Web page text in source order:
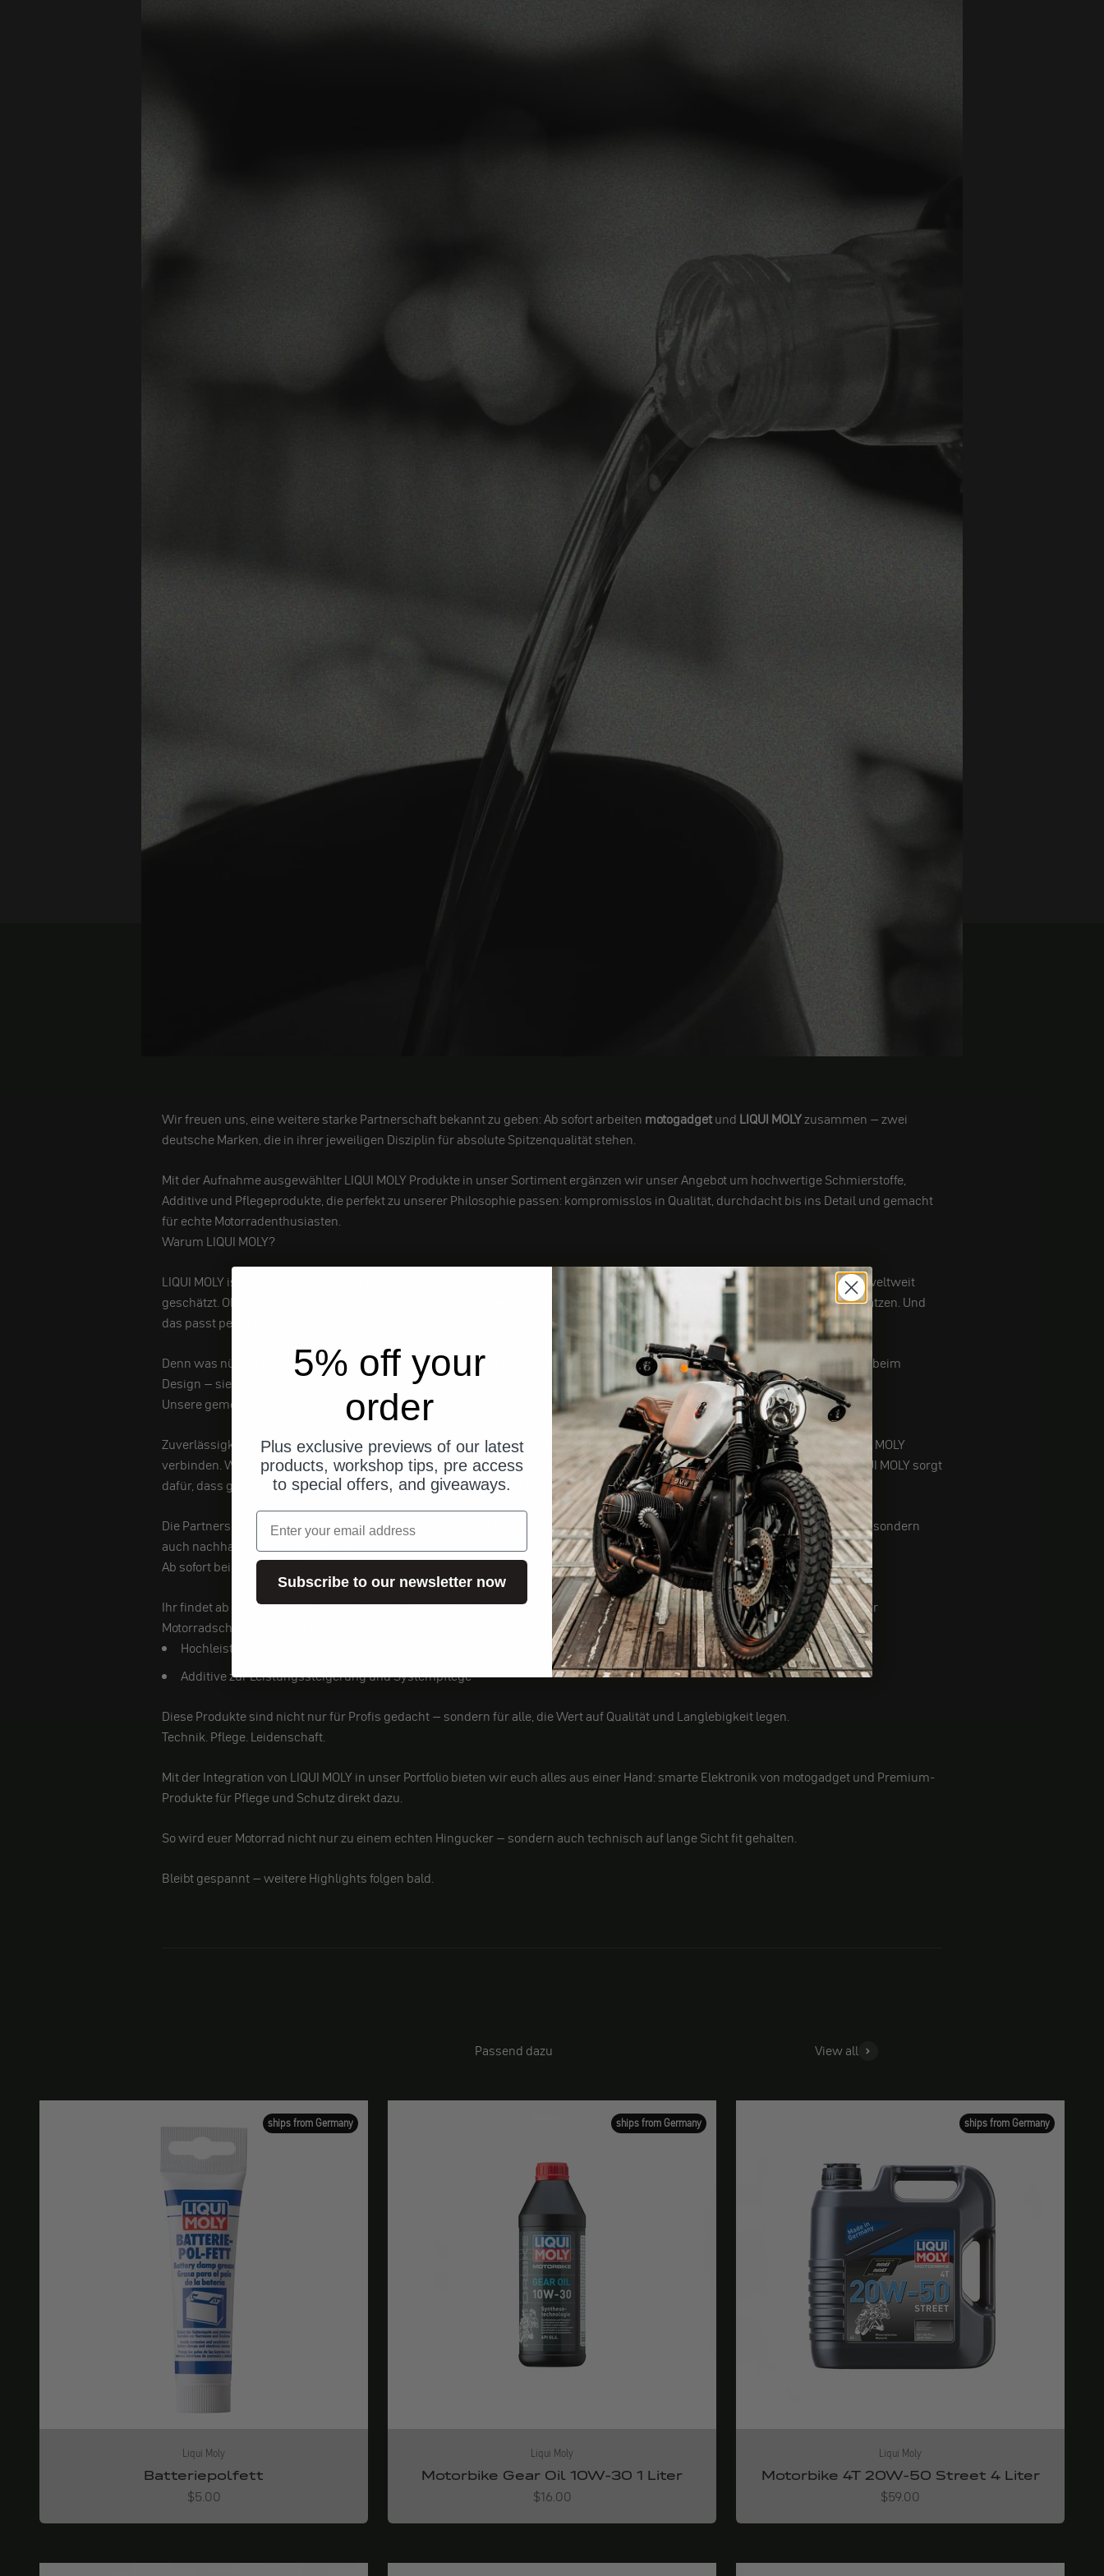
Wir freuen uns, eine weitere starke Partnerschaft bekannt zu geben: Ab sofort arbeiten motogadgetund LIQUI MOLYzusammen – zwei
deutsche Marken, die in ihrer jeweiligen Disziplin für absolute Spitzenqualität stehen.
Mit der Aufnahme ausgewählter LIQUI MOLY Produkte in unser Sortiment ergänzen wir unser Angebot um hochwertige Schmierstoffe,
Additive und Pflegeprodukte, die perfekt zu unserer Philosophie passen: kompromisslos in Qualität, durchdacht bis ins Detail und gemacht
für echte Motorradenthusiasten.
Warum LIQUI MOLY?
LIQUI MOLY ist seit Jahrzehnten eine feste Größe, wenn es um Schmierstoffe und Motorentechnologie geht – Made in Germany, weltweit
geschätzt. Ob Motoröl, Kettenreiniger oder Pflegeprodukte: Wer einmal auf LIQUI MOLY gesetzt hat, weiß den Unterschied zu schätzen. Und
das passt perfekt zu unserer eigenen Haltung bei motogadget.
Denn was nützt die beste Elektronik, wenn das Gesamtpaket nicht stimmt? Performance beginnt nicht erst bei der Elektrik oder beim
Design – sie beginnt bei der Basis: mit einem geschützten, gepflegten und leistungsfähigen Antrieb.
Unsere gemeinsame Vision
Zuverlässigkeit, Langlebigkeit und ein kompromisslos hoher Qualitätsanspruch – das sind die Werte, die motogadget und LIQUI MOLY
verbinden. Wir entwickeln smarte Elektronik für individuelle Umbauten, die den Charakter eines Motorrads unterstreichen. LIQUI MOLY sorgt
dafür, dass genau diese Maschinen auch langfristig kraftvoll und reibungslos laufen.
Die Partnerschaft vereint Technik und Pflege, Präzision und Performance. Gemeinsam möchten wir euer Bike nicht nur schöner, sondern
auch nachhaltiger und langlebiger machen.
Ab sofort bei uns im Shop
Ihr findet ab sofort eine Auswahl bewährter LIQUI MOLY Produkte direkt bei uns – abgestimmt auf die Bedürfnisse ambitionierter
Motorradschrauber und -fahrer:
Hochleistungs-Motoröle für verschiedenste Motorräder
Additive zur Leistungssteigerung und Systempflege
Diese Produkte sind nicht nur für Profis gedacht – sondern für alle, die Wert auf Qualität und Langlebigkeit legen.
Technik. Pflege. Leidenschaft.
Mit der Integration von LIQUI MOLY in unser Portfolio bieten wir euch alles aus einer Hand: smarte Elektronik von motogadget und Premium-
Produkte für Pflege und Schutz direkt dazu.
So wird euer Motorrad nicht nur zu einem echten Hingucker – sondern auch technisch auf lange Sicht fit gehalten.
Bleibt gespannt – weitere Highlights folgen bald.
Passend dazu View all
ships from Germany
Liqui Moly
Batteriepolfett
Angebot
$5.00
ships from Germany
Liqui Moly
Motorbike Gear Oil 10W-30 1 Liter
Angebot
$16.00
ships from Germany
Liqui Moly
Motorbike 4T 20W-50 Street 4 Liter
Angebot
$59.00
5% off your
order
Plus exclusive previews of our latest
products, workshop tips, pre access
to special offers, and giveaways.
Email
Subscribe to our newsletter now